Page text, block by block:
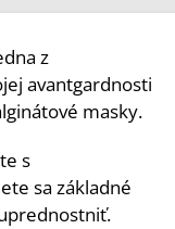
z
avantgardnosti
masky.
s
sa základné